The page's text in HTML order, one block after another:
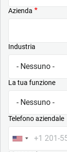
Azienda
Industria
La tua funzione
Telefono aziendale